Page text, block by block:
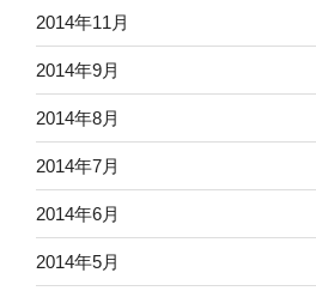
2014年11月
2014年9月
2014年8月
2014年7月
2014年6月
2014年5月